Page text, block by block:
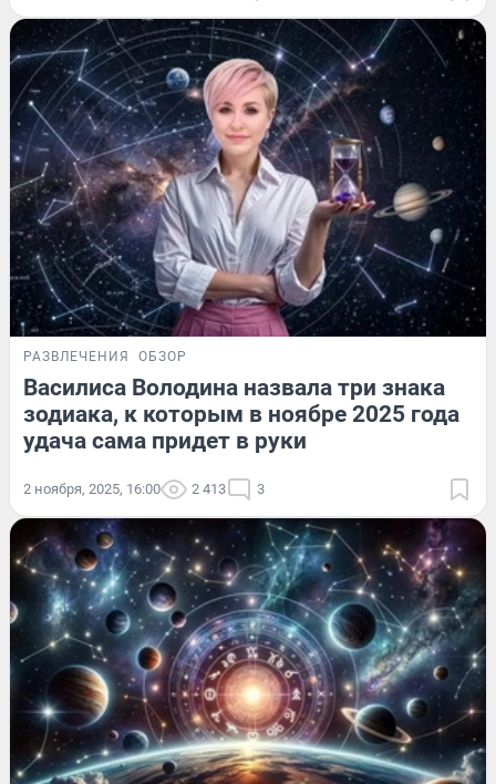
РАЗВЛЕЧЕНИЯ ОБЗОР
Василиса Володина назвала три знака
зодиака, к которым в ноябре 2025 года
удача сама придет в руки
2 ноября, 2025, 16:00 2 413 3